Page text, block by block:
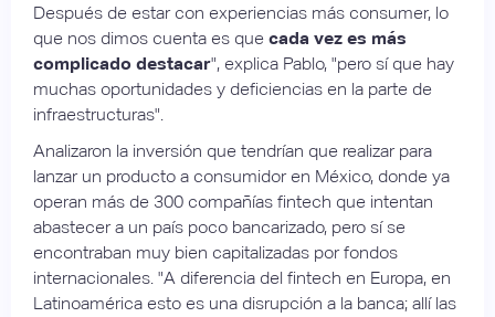
Después de estar con experiencias más consumer, lo
que nos dimos cuenta es que cada vez es más
complicado destacar", explica Pablo, "pero sí que hay
muchas oportunidades y deficiencias en la parte de
infraestructuras".
Analizaron la inversión que tendrían que realizar para
lanzar un producto a consumidor en México, donde ya
operan más de 300 compañías fintech que intentan
abastecer a un país poco bancarizado, pero sí se
encontraban muy bien capitalizadas por fondos
internacionales. "A diferencia del fintech en Europa, en
Latinoamérica esto es una disrupción a la banca; allí las